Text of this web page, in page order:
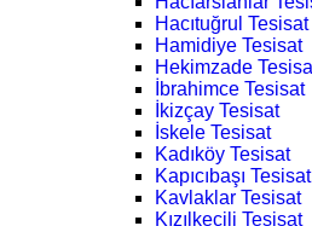
Hacıtuğrul Tesisat
Hamidiye Tesisat
Hekimzade
İbrahimce Tesisat
İkizçay Tesisat
İskele Tesisat
Kadıköy Tesisat
Kapıcıbaşı Tesisat
Kavlaklar Tesisat
Kızılkeçili Tesisat